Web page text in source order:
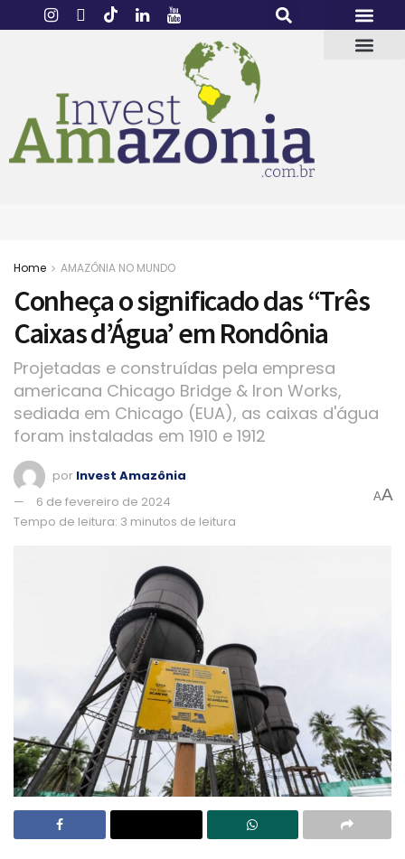
Home AMAZÔNIA NO MUNDO
Conheça o significado das “Três
Caixas d’Água’ em Rondônia
Projetadas e construídas pela empresa
americana Chicago Bridge & Iron Works,
sediada em Chicago (EUA), as caixas d'água
foram instaladas em 1910 e 1912
por Invest Amazônia
6 de fevereiro de 2024
Tempo de leitura: 3 minutos de leitura
AA